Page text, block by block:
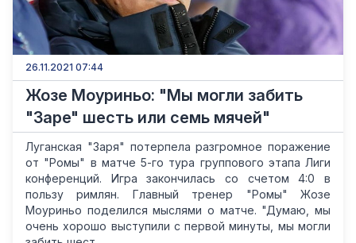
26.11.2021 07:44
Жозе Моуриньо: "Мы могли забить
"Заре" шесть или семь мячей"
Луганская "Заря" потерпела разгромное поражение
от "Ромы" в матче 5-го тура группового этапа Лиги
конференций. Игра закончилась со счетом 4:0 в
пользу римлян. Главный тренер "Ромы" Жозе
Моуриньо поделился мыслями о матче. "Думаю, мы
очень хорошо выступили с первой минуты, мы могли